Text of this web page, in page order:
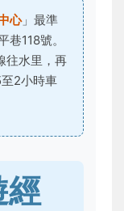
心」最準
118號。
往水里，再
2小時車
經